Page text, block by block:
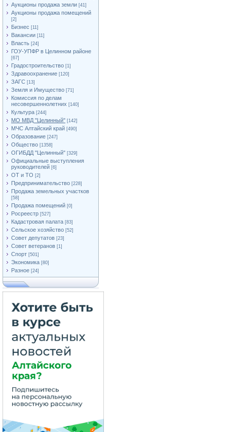
Аукционы продажа земли [41]
Аукционы продажа помещений
[2]
Бизнес [11]
Вакансии [11]
Власть [24]
ГОУ-УПФР в Целинном районе
[67]
Градостроительство [1]
Здравоохранение [120]
ЗАГС [13]
Земля и Имущество [71]
Комиссия по делам
несовершеннолетних [140]
Культура [244]
МО МВД "Целинный" [142]
МЧС Алтайский край [490]
Образование [247]
Общество [1358]
ОГИБДД "Целинный" [329]
Официальные выступления
руководителей [6]
ОТ и ТО [2]
Предпринимательство [228]
Продажа земельных участков
[58]
Продажа помещений [0]
Росреестр [527]
Кадастровая палата [83]
Сельское хозяйство [52]
Совет депутатов [23]
Совет ветеранов [1]
Спорт [501]
Экономика [80]
Разное [24]